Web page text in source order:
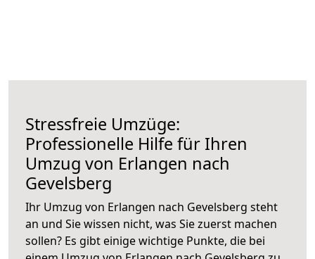
Stressfreie Umzüge:
Professionelle Hilfe für Ihren
Umzug von Erlangen nach
Gevelsberg
Ihr Umzug von Erlangen nach Gevelsberg steht
an und Sie wissen nicht, was Sie zuerst machen
sollen? Es gibt einige wichtige Punkte, die bei